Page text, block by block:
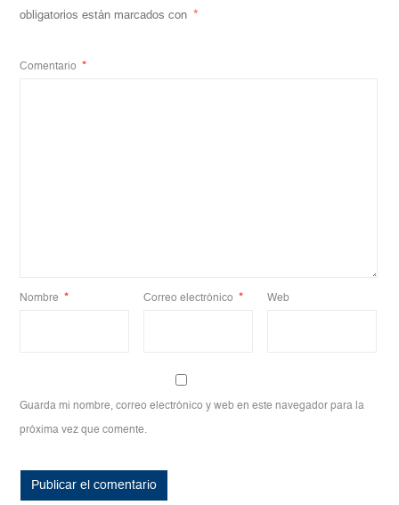
obligatorios están marcados con
*
Comentario *
Nombre * Correo electrónico * Web
Guarda mi nombre, correo electrónico y web en este navegador para la
próxima vez que comente.